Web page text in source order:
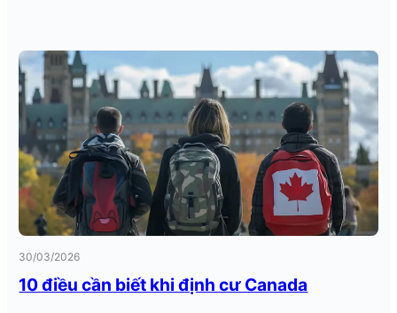
30/03/2026
10 điều cần biết khi định cư Canada